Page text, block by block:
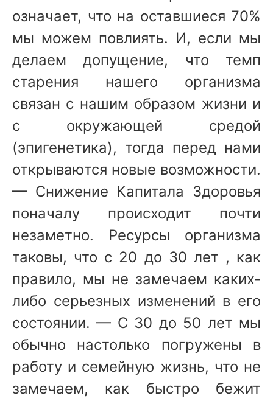
означает, что на оставшиеся 70%
мы можем повлиять. И, если мы
делаем допущение, что темп
старения нашего организма
связан с нашим образом жизни и
с окружающей средой
(эпигенетика), тогда перед нами
открываются новые возможности.
— Снижение Капитала Здоровья
поначалу происходит почти
незаметно. Ресурсы организма
таковы, что с 20 до 30 лет , как
правило, мы не замечаем каких-
либо серьезных изменений в его
состоянии. — С 30 до 50 лет мы
обычно настолько погружены в
работу и семейную жизнь, что не
замечаем, как быстро бежит